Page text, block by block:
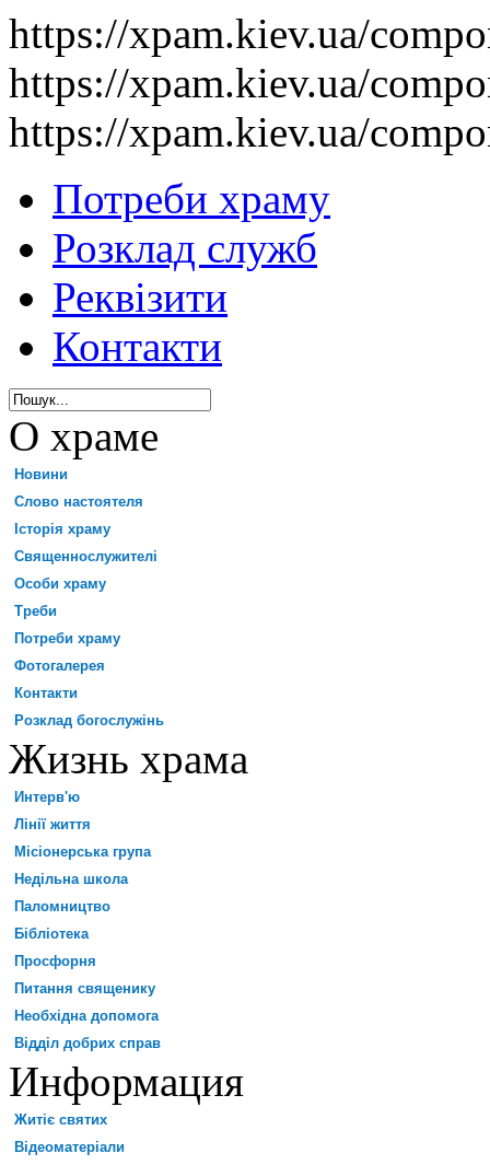
https://xpam.kiev.ua/
https://xpam.kiev.ua/
https://xpam.kiev.ua/
Потреби храму
Розклад служб
Реквізити
Контакти
О храме
Новини
Слово настоятеля
Історія храму
Священнослужителі
Особи храму
Треби
Потреби храму
Фотогалерея
Контакти
Розклад богослужінь
Жизнь храма
Интерв'ю
Лінії життя
Місіонерська група
Недільна школа
Паломництво
Бібліотека
Просфорня
Питання священику
Необхідна допомога
Відділ добрих справ
Информация
Житіє святих
Відеоматеріали